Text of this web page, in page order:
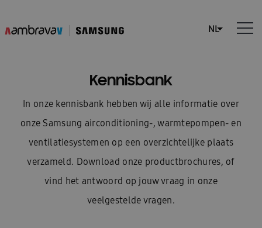
Kennisbank
In onze kennisbank hebben wij alle informatie over
onze Samsung airconditioning-, warmtepompen- en
ventilatiesystemen op een overzichtelijke plaats
verzameld. Download onze productbrochures, of
vind het antwoord op jouw vraag in onze
veelgestelde vragen.